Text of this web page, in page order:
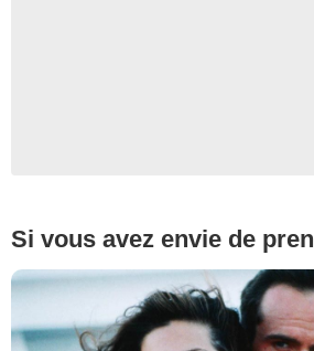
Si vous avez envie de